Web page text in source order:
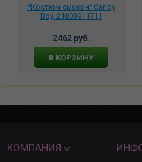
*Костюм смокинг Candy
Boy, 21803911711
2462 руб.
В КОРЗИНУ
КОМПАНИЯ